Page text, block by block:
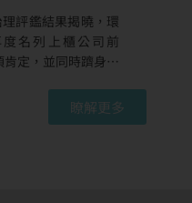
評鑑結果揭曉，環
名列上櫃公司前
定，並同時躋身市
續經營上的成果。
易所及櫃買中心共
瞭解更多